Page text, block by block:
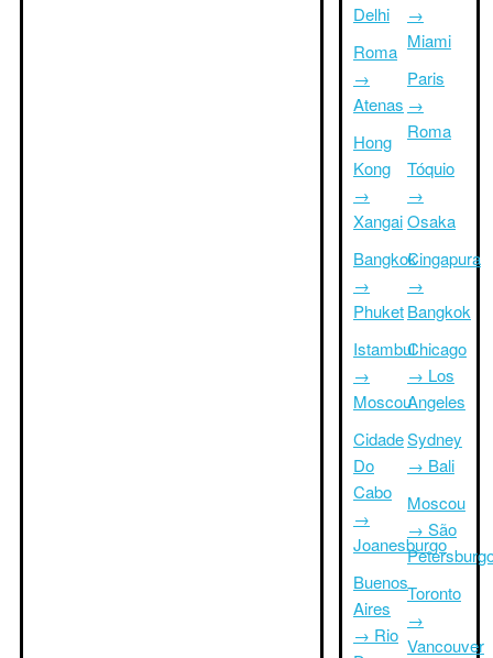
Delhi
Roma
→
Atenas
Hong
Kong
→
Xangai
Bangkok
→
Phuket
Istambul
→
Moscou
Cidade
Do
Cabo
→
Joanesburgo
Buenos
Aires
→ Rio
→
Miami
Paris
→
Roma
Tóquio
→
Osaka
Cingapura
→
Bangkok
Chicago
→ Los
Angeles
Sydney
→ Bali
Moscou
→ São
Toronto
→
Vancouver